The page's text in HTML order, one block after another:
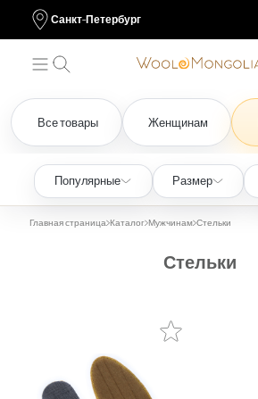
Санкт-Петербург
Главная страница Каталог Мужчинам Стельки
Все товары Женщинам
Популярные Размер
Стельки